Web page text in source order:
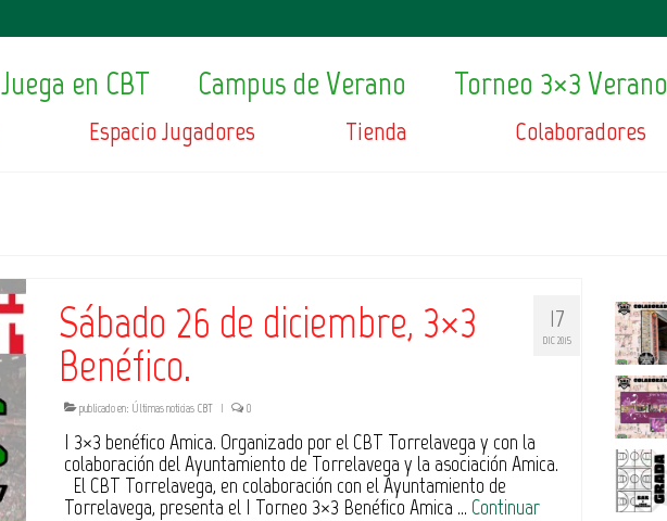
Juega en CBT Campus de Verano Torneo 3×3 Verano
Espacio Jugadores Tienda Colaboradores
17
DIC 2015
Sábado 26 de diciembre, 3×3
Benéfico.
publicado en: Últimas noticias CBT | 0
I 3×3 benéfico Amica. Organizado por el CBT Torrelavega y con la
colaboración del Ayuntamiento de Torrelavega y la asociación Amica.
El CBT Torrelavega, en colaboración con el Ayuntamiento de
Torrelavega, presenta el I Torneo 3×3 Benéfico Amica … Continuar